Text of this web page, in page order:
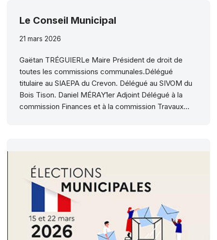
Le Conseil Municipal
21 mars 2026
Gaëtan TRÉGUIERLe Maire Président de droit de
toutes les commissions communales.Délégué
titulaire au SIAEPA du Crevon. Délégué au SIVOM du
Bois Tison. Daniel MÉRAY1er Adjoint Délégué à la
commission Finances et à la commission Travaux…